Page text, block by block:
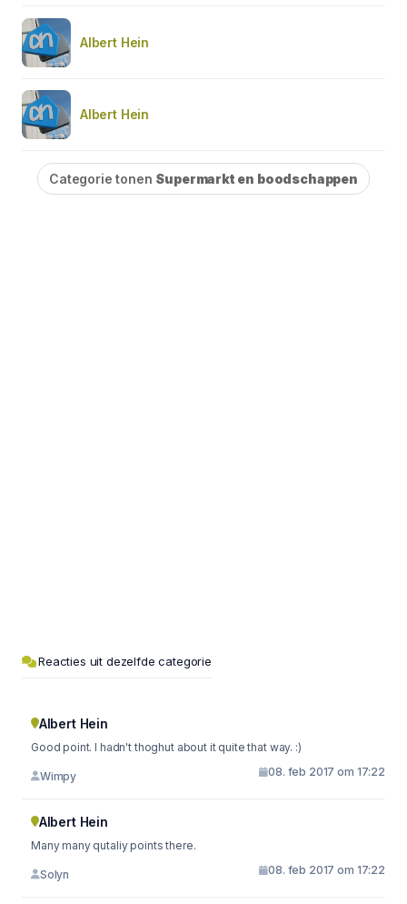
Albert Hein
Albert Hein
Categorie tonen Supermarkt en boodschappen
Reacties uit dezelfde categorie
Albert Hein
Good point. I hadn't thoghut about it quite that way. :)
Wimpy 08. feb 2017 om 17:22
Albert Hein
Many many qutaliy points there.
Solyn 08. feb 2017 om 17:22